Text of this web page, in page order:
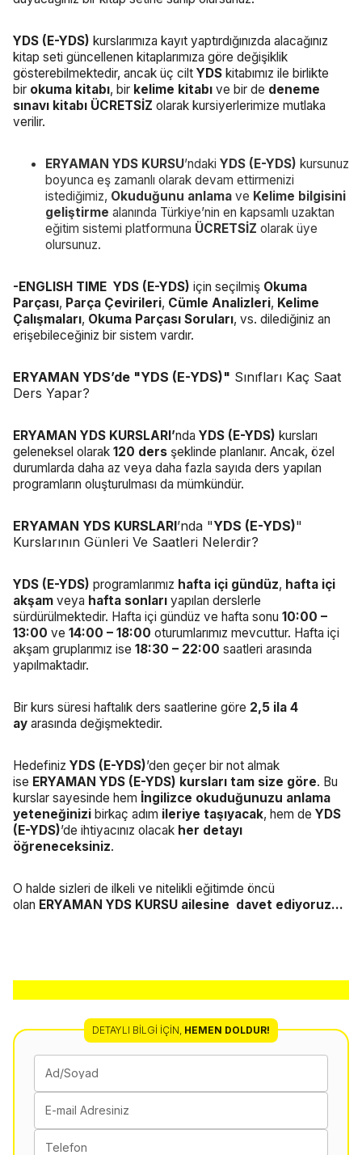
YDS (E-YDS) kurslarımıza kayıt yaptırdığınızda alacağınız
kitap seti güncellenen kitaplarımıza göre değişiklik
gösterebilmektedir, ancak üç cilt YDS kitabımız ile birlikte
bir okuma kitabı, bir kelime kitabı ve bir de deneme
sınavı kitabı ÜCRETSİZ olarak kursiyerlerimize mutlaka
verilir.
ERYAMAN YDS KURSU’ndaki YDS (E-YDS) kursunuz
boyunca eş zamanlı olarak devam ettirmenizi
istediğimiz, Okuduğunu anlama ve Kelime bilgisini
geliştirme alanında Türkiye’nin en kapsamlı uzaktan
eğitim sistemi platformuna ÜCRETSİZ olarak üye
olursunuz.
-ENGLISH TIME YDS (E-YDS) için seçilmiş Okuma
Parçası, Parça Çevirileri, Cümle Analizleri, Kelime
Çalışmaları, Okuma Parçası Soruları, vs. dilediğiniz an
erişebileceğiniz bir sistem vardır.
ERYAMAN YDS’de "YDS (E-YDS)" Sınıfları Kaç Saat
Ders Yapar?
ERYAMAN YDS KURSLARI’nda YDS (E-YDS) kursları
geleneksel olarak 120 ders şeklinde planlanır. Ancak, özel
durumlarda daha az veya daha fazla sayıda ders yapılan
programların oluşturulması da mümkündür.
ERYAMAN YDS KURSLARI’nda "YDS (E-YDS)"
Kurslarının Günleri Ve Saatleri Nelerdir?
YDS (E-YDS) programlarımız hafta içi gündüz, hafta içi
akşam veya hafta sonları yapılan derslerle
sürdürülmektedir. Hafta içi gündüz ve hafta sonu 10:00 –
13:00 ve 14:00 – 18:00 oturumlarımız mevcuttur. Hafta içi
akşam gruplarımız ise 18:30 – 22:00 saatleri arasında
yapılmaktadır.
Bir kurs süresi haftalık ders saatlerine göre 2,5 ila 4
ay arasında değişmektedir.
Hedefiniz YDS (E-YDS)’den geçer bir not almak
ise ERYAMAN YDS (E-YDS) kursları tam size göre. Bu
kurslar sayesinde hem İngilizce okuduğunuzu anlama
yeteneğinizi birkaç adım ileriye taşıyacak, hem de YDS
(E-YDS)’de ihtiyacınız olacak her detayı
öğreneceksiniz.
O halde sizleri de ilkeli ve nitelikli eğitimde öncü
olan ERYAMAN YDS KURSU ailesine davet ediyoruz…
DETAYLI BILGI İÇIN HEMEN DOLDUR!
Ad/Soyad
E-mail Adresiniz
Telefon